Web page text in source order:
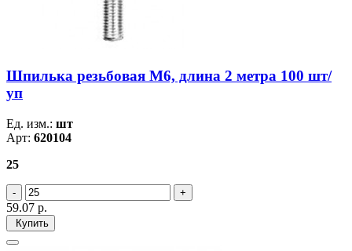
Шпилька резьбовая М6, длина 2 метра 100 шт/
уп
Ед. изм.: шт
Арт: 620104
25
59.07 р.
Купить